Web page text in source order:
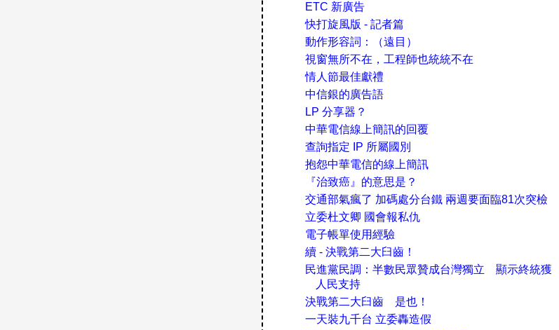
ETC 新廣告
快打旋風版 - 記者篇
動作形容詞：（遠目）
視窗無所不在，工程師也統統不在
情人節最佳獻禮
中信銀的廣告語
LP 分享器？
中華電信線上簡訊的回覆
查詢指定 IP 所屬國別
抱怨中華電信的線上簡訊
『治致癌』的意思是？
交通部氣瘋了 加碼處分台鐵 兩週要面臨81次突檢
立委杜文卿 國會報私仇
電子帳單使用經驗
續 - 決戰第二大臼齒！
民進黨民調：半數民眾贊成台灣獨立 顯示終統獲
人民支持
決戰第二大臼齒 是也！
一天裝九千台 立委轟造假